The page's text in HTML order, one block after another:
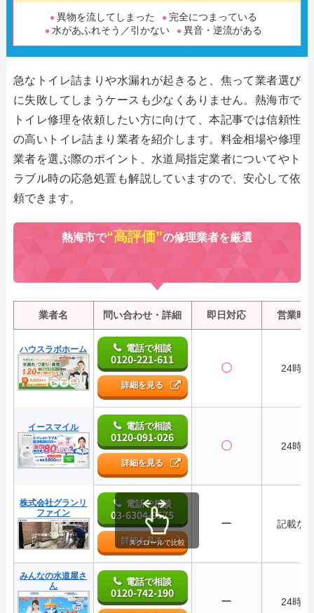
異物を流してしまった
完全につまっている
水があふれそう／引かない
異音・逆流がある
急なトイレ詰まりや水漏れが起きると、焦って業者選び
に失敗してしまうケースも少なくありません。熱海市で
トイレ修理を依頼したい方に向けて、本記事では信頼性
の高いトイレ詰まり業者を紹介します。料金相場や修理
業者を選ぶ際のポイント、水道局指定業者についてやト
ラブル時の応急処置も解説していますので、安心して依
頼できます。
熱海市で“高評価”の修理業者を厳選
業者名 問い合わせ・詳細 即日対応 営業時
ハウスラボホーム 電話で相談
0120-221-611
詳細を見る
〇 24時間
イースマイル 電話で相談
0120-091-026
詳細を見る
〇 24時間
株式会社グランリ
ファイン
電話で相談
03-6304-9575
詳細を見る
ー 記載な
みんなの水道屋さ
ん
電話で相談
0120-742-190
ー 24時間
スクロールで比較